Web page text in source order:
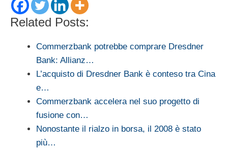
Related Posts:
Commerzbank potrebbe comprare Dresdner
Bank: Allianz…
L’acquisto di Dresdner Bank è conteso tra Cina
e…
Commerzbank accelera nel suo progetto di
fusione con…
Nonostante il rialzo in borsa, il 2008 è stato
più…